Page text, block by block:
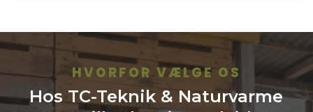
HVORFOR VÆLGE OS
Hos TC-Teknik & Naturvarme